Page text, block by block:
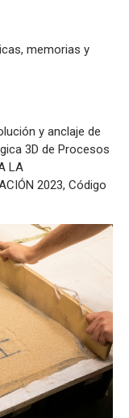
memorias y
y anclaje de
3D de Procesos
LA
2023, Código